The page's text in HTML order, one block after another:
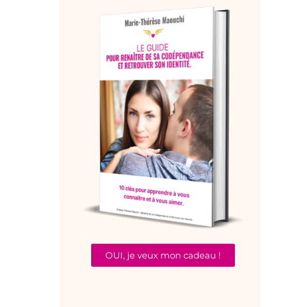
OUI, je veux mon cadeau !